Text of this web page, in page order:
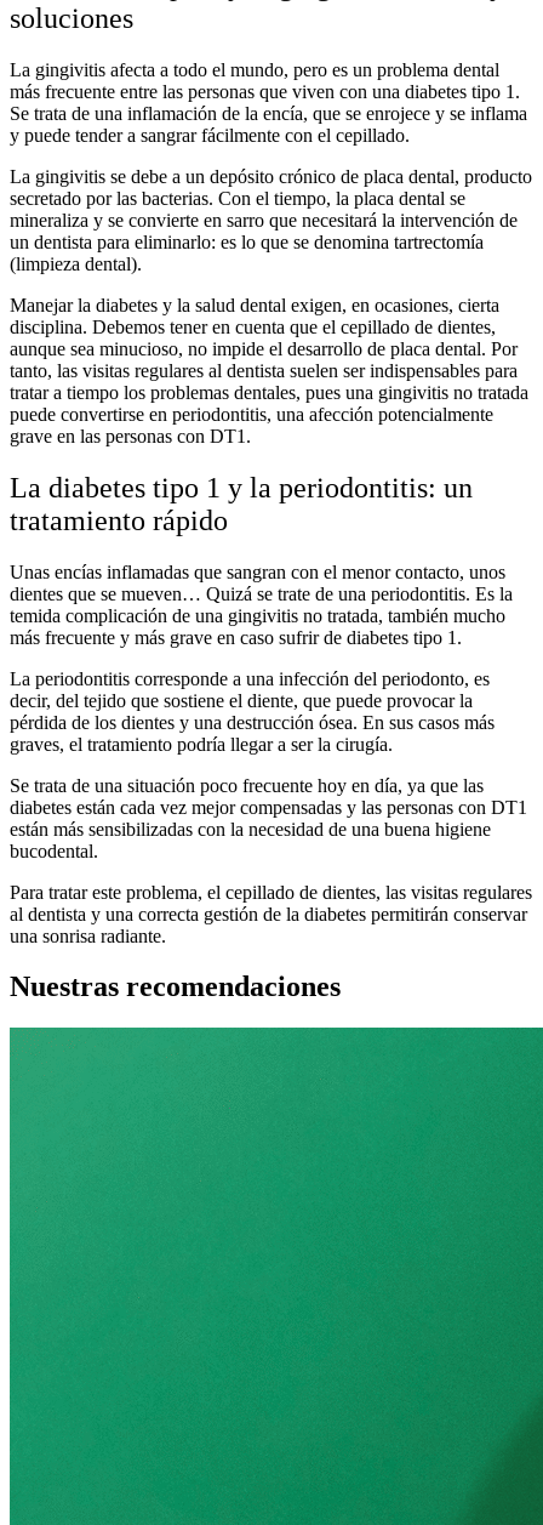
soluciones
La gingivitis afecta a todo el mundo, pero es un problema dental
más frecuente entre las personas que viven con una diabetes tipo 1.
Se trata de una inflamación de la encía, que se enrojece y se inflama
y puede tender a sangrar fácilmente con el cepillado.
La gingivitis se debe a un depósito crónico de placa dental, producto
secretado por las bacterias. Con el tiempo, la placa dental se
mineraliza y se convierte en sarro que necesitará la intervención de
un dentista para eliminarlo: es lo que se denomina tartrectomía
(limpieza dental).
Manejar la diabetes y la salud dental exigen, en ocasiones, cierta
disciplina. Debemos tener en cuenta que el cepillado de dientes,
aunque sea minucioso, no impide el desarrollo de placa dental. Por
tanto, las visitas regulares al dentista suelen ser indispensables para
tratar a tiempo los problemas dentales, pues una gingivitis no tratada
puede convertirse en periodontitis, una afección potencialmente
grave en las personas con DT1.
La diabetes tipo 1 y la periodontitis: un
tratamiento rápido
Unas encías inflamadas que sangran con el menor contacto, unos
dientes que se mueven… Quizá se trate de una periodontitis. Es la
temida complicación de una gingivitis no tratada, también mucho
más frecuente y más grave en caso sufrir de diabetes tipo 1.
La periodontitis corresponde a una infección del periodonto, es
decir, del tejido que sostiene el diente, que puede provocar la
pérdida de los dientes y una destrucción ósea. En sus casos más
graves, el tratamiento podría llegar a ser la cirugía.
Se trata de una situación poco frecuente hoy en día, ya que las
diabetes están cada vez mejor compensadas y las personas con DT1
están más sensibilizadas con la necesidad de una buena higiene
bucodental.
Para tratar este problema, el cepillado de dientes, las visitas regulares
al dentista y una correcta gestión de la diabetes permitirán conservar
una sonrisa radiante.
Nuestras recomendaciones